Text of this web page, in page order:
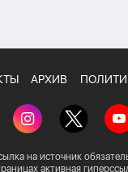
АРХИВ
на источник
активная